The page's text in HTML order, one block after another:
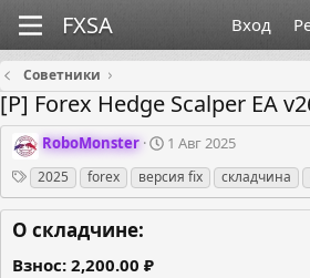
Вход
Советники
[P] Forex Hedge Scalper EA
О
г
а
н
и
з
RoboMonster
Д
т
а
1 Авг 2025
Теги
2025 forex версия fix складчина
О складчине:
Взнос 2,200.00 ₽